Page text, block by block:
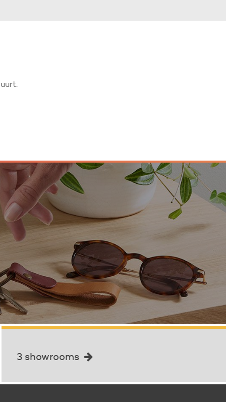
3 showrooms